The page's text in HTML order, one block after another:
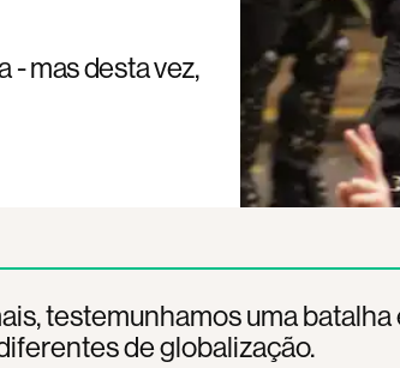
- mas desta vez,
testemunhamos uma
de globalização.